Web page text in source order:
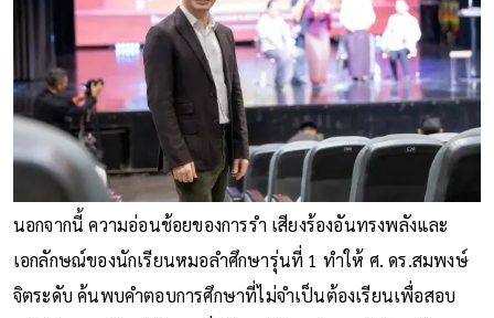
นอกจากนี้ ความอ่อนช้อยของการรำ เสียงร้องอันทรงพลังและ
เอกลักษณ์ของนักเรียนหมอลำศึกษารุ่นที่ 1 ทำให้ ศ. ดร.สมพงษ์
จิตระดับ ค้นพบคำตอบการศึกษาที่ไม่จำเป็นต้องเรียนเพื่อสอบ